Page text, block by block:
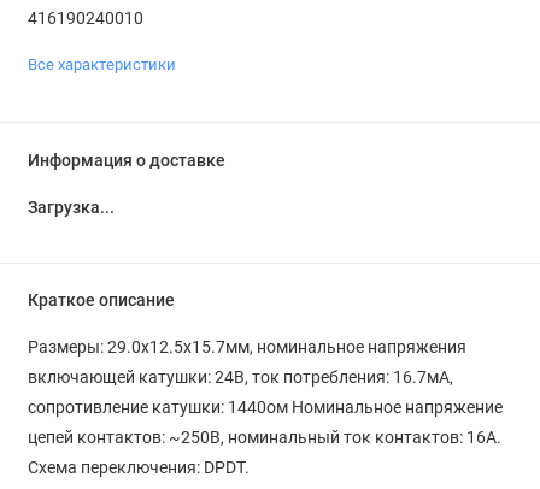
416190240010
Все характеристики
Информация о доставке
Загрузка...
Краткое описание
Размеры: 29.0x12.5x15.7мм, номинальное напряжения
включающей катушки: 24В, ток потребления: 16.7мА,
сопротивление катушки: 1440ом Номинальное напряжение
цепей контактов: ~250В, номинальный ток контактов: 16A.
Схема переключения: DPDT.